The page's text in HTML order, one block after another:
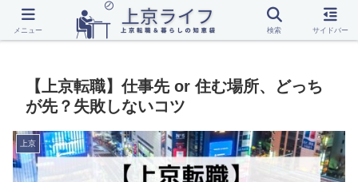
上京 一人暮らし 話題
【上京転職】仕事先 or 住む場所、どっち
が先？失敗しないコツ
上京
メニュー 検索 サイドバー